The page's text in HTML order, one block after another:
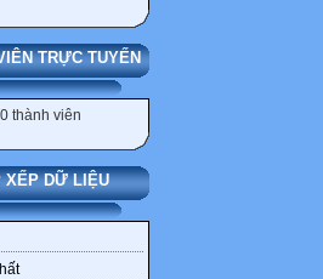
TRỰC TUYẾN
thành viên
XẾP DỮ LIỆU